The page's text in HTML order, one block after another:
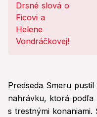
Predseda Smeru
nahrávku, ktorá podľa
s trestnými